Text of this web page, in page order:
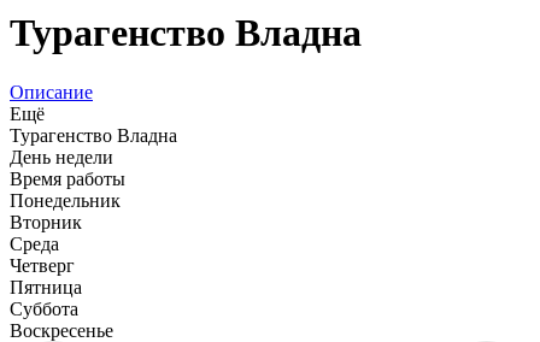
Турагенство Владна
Описание
Ещё
Турагенство Владна
День недели
Время работы
Понедельник
Вторник
Среда
Четверг
Пятница
Суббота
Воскресенье